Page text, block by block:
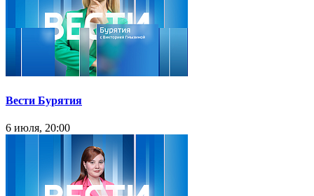
Вести Бурятия
6 июля, 20:00